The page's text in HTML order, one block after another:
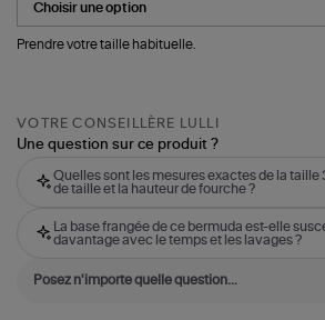
Prendre votre taille habituelle.
VOTRE CONSEILLÈRE LULLI
Une question sur ce produit ?
Quelles sont les mesures exactes de la
de taille et la hauteur de fourche ?
La base frangée de ce bermuda est-elle
davantage avec le temps et les lavages ?